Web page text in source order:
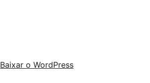
Baixar o WordPress